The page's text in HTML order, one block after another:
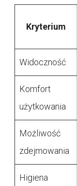
Kryterium
Widoczność
Komfort
użytkowania
Możliwość
zdejmowania
Higiena